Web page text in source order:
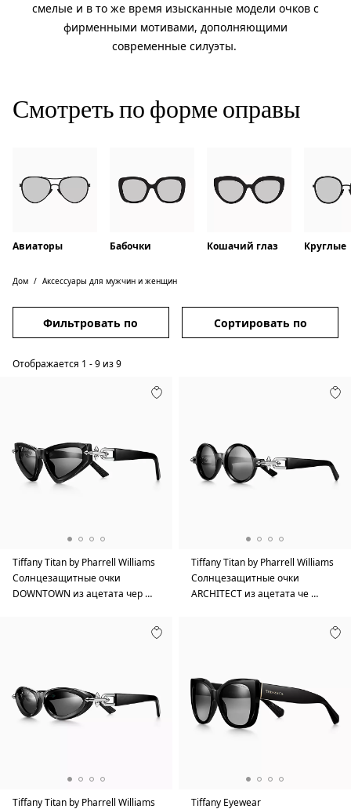
смелые и в то же время изысканные модели очков с
фирменными мотивами, дополняющими
современные силуэты.
Смотреть по форме оправы
Авиаторы Бабочки Кошачий глаз Круглые
Дом Аксессуары для мужчин и женщин
Фильтровать по Сортировать по
Отображается 1 -9 из9
Tiffany Titan by Pharrell Williams
Солнцезащитные очки
DOWNTOWN из ацетата чер …
Tiffany Titan by Pharrell Williams
Солнцезащитные очки
ARCHITECT из ацетата че …
Tiffany Titan by Pharrell Williams Tiffany Eyewear